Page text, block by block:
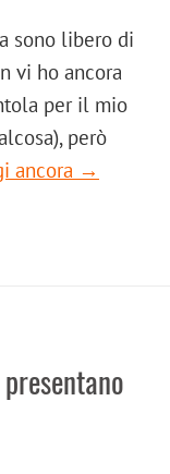
sono libero di
vi ho ancora
per il mio
però
ancora →